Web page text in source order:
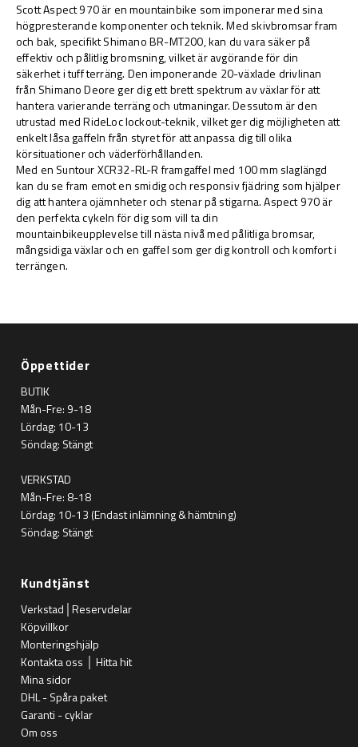
Scott Aspect 970 är en mountainbike som imponerar med sina
högpresterande komponenter och teknik. Med skivbromsar fram
och bak, specifikt Shimano BR-MT200, kan du vara säker på
effektiv och pålitlig bromsning, vilket är avgörande för din
säkerhet i tuff terräng. Den imponerande 20-växlade drivlinan
från Shimano Deore ger dig ett brett spektrum av växlar för att
hantera varierande terräng och utmaningar. Dessutom är den
utrustad med RideLoc lockout-teknik, vilket ger dig möjligheten att
enkelt låsa gaffeln från styret för att anpassa dig till olika
körsituationer och väderförhållanden.
Med en Suntour XCR32-RL-R framgaffel med 100 mm slaglängd
kan du se fram emot en smidig och responsiv fjädring som hjälper
dig att hantera ojämnheter och stenar på stigarna. Aspect 970 är
den perfekta cykeln för dig som vill ta din
mountainbikeupplevelse till nästa nivå med pålitliga bromsar,
mångsidiga växlar och en gaffel som ger dig kontroll och komfort i
terrängen.
Öppettider
BUTIK
Mån-Fre: 9-18
Lördag: 10-13
Söndag: Stängt
VERKSTAD
Mån-Fre: 8-18
Lördag: 10-13 (Endast inlämning & hämtning)
Söndag: Stängt
Kundtjänst
Verkstad│Reservdelar
Köpvillkor
Monteringshjälp
Kontakta oss │ Hitta hit
Mina sidor
DHL - Spåra paket
Garanti - cyklar
Om oss